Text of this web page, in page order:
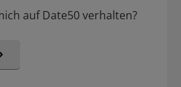
auf Date50 verhalten?